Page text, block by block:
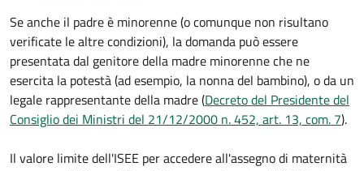
Se anche il padre è minorenne (o comunque non risultano
verificate le altre condizioni), la domanda può essere
presentata dal genitore della madre minorenne che ne
esercita la potestà (ad esempio, la nonna del bambino), o da un
legale rappresentante della madre (Decreto del Presidente del
Consiglio dei Ministri del 21/12/2000 n. 452, art. 13, com. 7).
Il valore limite dell'ISEE per accedere all'assegno di maternità